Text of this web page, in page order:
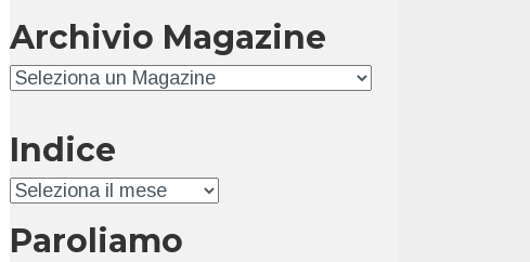
Archivio Magazine
Archivio
Indice
Indice
Paroliamo